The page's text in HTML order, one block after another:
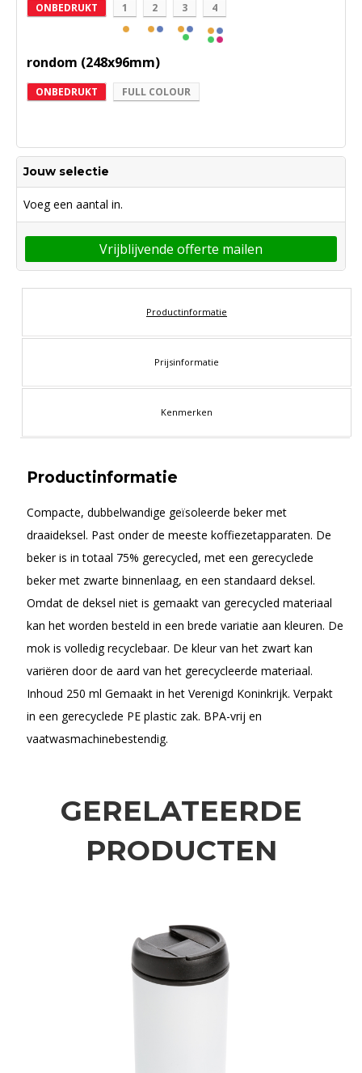
ONBEDRUKT 1 2 3 4
rondom (248x96mm)
ONBEDRUKT FULL COLOUR
Jouw selectie
Voeg een aantal in.
Vrijblijvende offerte mailen
Productinformatie
Prijsinformatie
Kenmerken
Productinformatie
Compacte, dubbelwandige geïsoleerde beker met
draaideksel. Past onder de meeste koffiezetapparaten. De
beker is in totaal 75% gerecycled, met een gerecyclede
beker met zwarte binnenlaag, en een standaard deksel.
Omdat de deksel niet is gemaakt van gerecycled materiaal
kan het worden besteld in een brede variatie aan kleuren. De
mok is volledig recyclebaar. De kleur van het zwart kan
variëren door de aard van het gerecycleerde materiaal.
Inhoud 250 ml Gemaakt in het Verenigd Koninkrijk. Verpakt
in een gerecyclede PE plastic zak. BPA-vrij en
vaatwasmachinebestendig.
GERELATEERDE
PRODUCTEN